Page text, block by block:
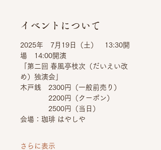
イベントについて
2025年　7月19日（土）　13:30開
場　14:00開演
「第二回 春風亭枝次（だいえい改
め）独演会」
木戸銭　2300円（一般前売り）
2200円（クーポン）
2500円（当日）
会場：珈琲 はやしや
さらに表示